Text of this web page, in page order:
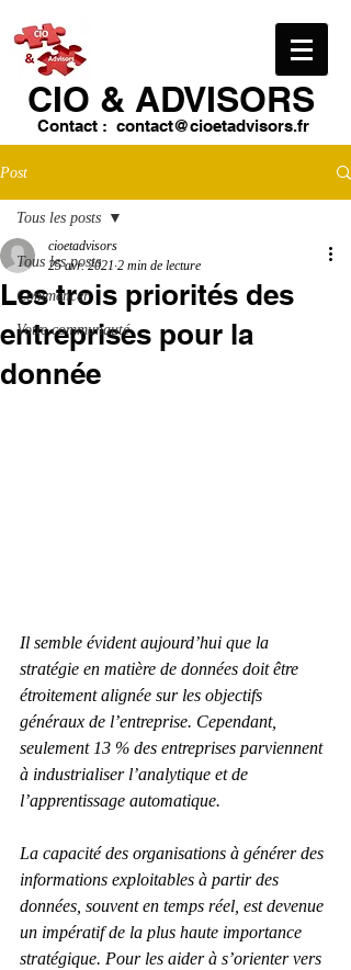
CIO & ​ADVISORS
Contact : contact@cioetadvisors.fr
Post
Tous les posts
Commencer
Votre communauté
Tous les posts
Les trois priorités des
entreprises pour la
donnée
cioetadvisors
25 avr. 2021 2 min de lecture
Il semble évident aujourd’hui que la
stratégie en matière de données doit être
étroitement alignée sur les objectifs
généraux de l’entreprise. Cependant,
seulement 13 % des entreprises parviennent
à industrialiser l’analytique et de
l’apprentissage automatique.
La capacité des organisations à générer des
informations exploitables à partir des
données, souvent en temps réel, est devenue
un impératif de la plus haute importance
stratégique. Pour les aider à s’orienter vers